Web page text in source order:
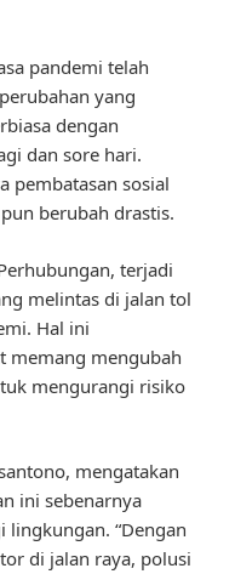
pandemi telah
yang
dengan
dan sore hari.
pembatasan sosial
berubah drastis.
terjadi
melintas di jalan tol
Hal ini
memang mengubah
mengurangi risiko
mengatakan
ini sebenarnya
“Dengan
di jalan raya, polusi